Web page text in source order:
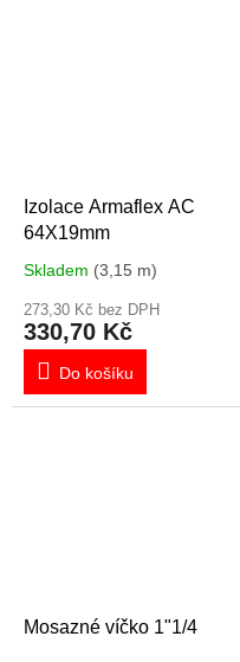
Izolace Armaflex AC
64X19mm
Skladem (3,15 m)
273,30 Kč bez DPH
330,70 Kč
Do košíku
Mosazné víčko 1"1/4